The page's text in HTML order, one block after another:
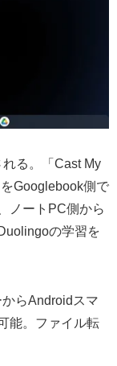
る。「Cast My
Googlebook側で
ノートPC側から
の学習を
らAndroidスマ
能。ファイル転